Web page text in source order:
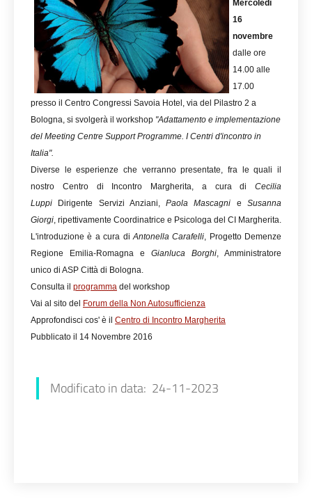
Mercoledì
16
novembre
dalle ore
14.00 alle
17.00
presso il Centro Congressi Savoia Hotel, via del Pilastro 2 a
Bologna, si svolgerà il workshop "Adattamento e implementazione
del Meeting Centre Support Programme. I Centri d'incontro in
Italia".
Diverse le esperienze che verranno presentate, fra le quali il
nostro Centro di Incontro Margherita, a cura di Cecilia
Luppi Dirigente Servizi Anziani,Paola Mascagni eSusanna
Giorgi, ripettivamente Coordinatrice e Psicologa del CI Margherita.
L'introduzione è a cura diAntonella Carafelli, Progetto Demenze
Regione Emilia-Romagna e Gianluca Borghi, Amministratore
unico di ASP Città di Bologna.
Consulta il programma del workshop
Vai al sito del
Forum della Non Autosufficienza
Approfondisci cos' è il Centro di Incontro Margherita
Pubblicato il 14 Novembre 2016
Modificato in data: 24-11-2023